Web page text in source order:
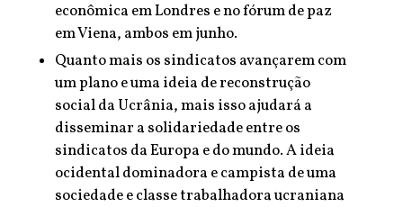
econômica em Londres e no fórum de paz
em Viena, ambos em junho.
Quanto mais os sindicatos avançarem com
um plano e uma ideia de reconstrução
social da Ucrânia, mais isso ajudará a
disseminar a solidariedade entre os
sindicatos da Europa e do mundo. A ideia
ocidental dominadora e campista de uma
sociedade e classe trabalhadora ucraniana